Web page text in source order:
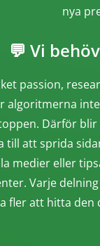
nya
💬 Vi
passion,
algoritmerna
Därför blir
till att sprida
medier eller
Varje
fler att hitta den